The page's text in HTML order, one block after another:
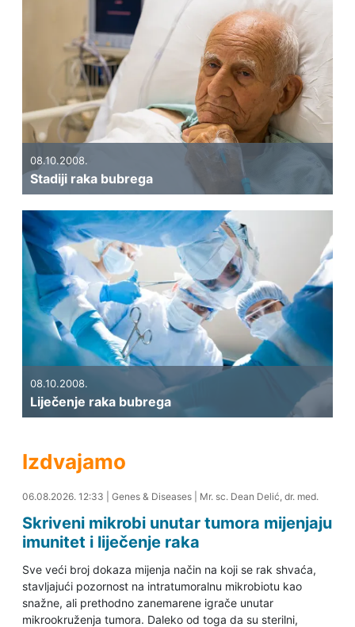
08.10.2008.
Stadiji raka bubrega
08.10.2008.
Liječenje raka bubrega
Izdvajamo
06.08.2026. 12:40
06.08.2026. 12:33 Genes & Diseases| Mr. sc. Dean Delić, dr. med.
Skriveni mikrobi unutar tumora mijenjaju
imunitet i liječenje raka
Sve veći broj dokaza mijenja način na koji se rak shvaća,
stavljajući pozornost na intratumoralnu mikrobiotu kao
snažne, ali prethodno zanemarene igrače unutar
mikrookruženja tumora. Daleko od toga da su sterilni,